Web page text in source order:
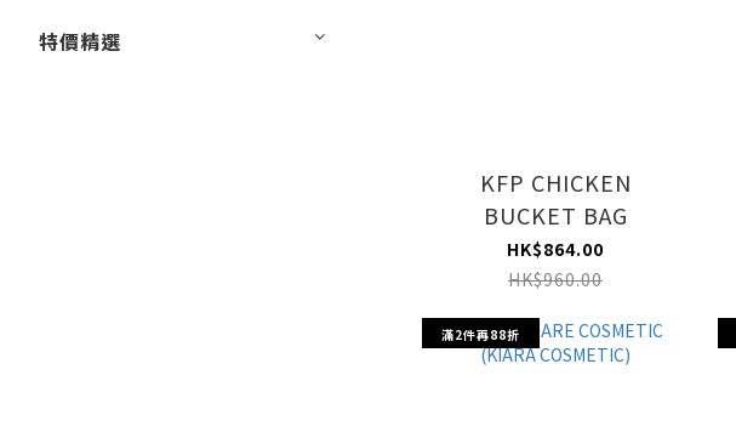
特價精選
KFP CHICKEN
BUCKET BAG
HK$864.00
HK$960.00
滿2件再88折